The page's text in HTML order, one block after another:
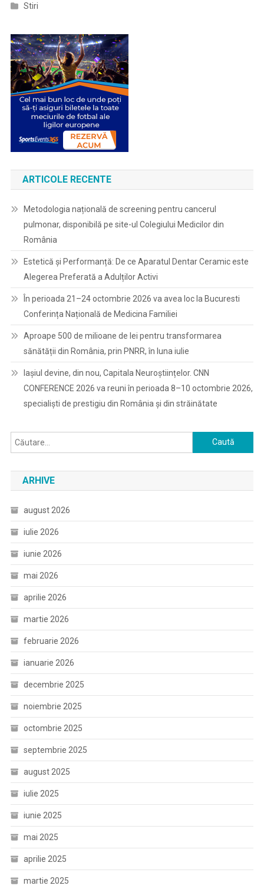
Stiri
ARTICOLE RECENTE
Metodologia națională de screening pentru cancerul
pulmonar, disponibilă pe site-ul Colegiului Medicilor din
România
Estetică și Performanță: De ce Aparatul Dentar Ceramic este
Alegerea Preferată a Adulților Activi
În perioada 21–24 octombrie 2026 va avea loc la Bucuresti
Conferința Națională de Medicina Familiei
Aproape 500 de milioane de lei pentru transformarea
sănătății din România, prin PNRR, în luna iulie
Iașiul devine, din nou, Capitala Neuroștiințelor. CNN
CONFERENCE 2026 va reuni în perioada 8–10 octombrie 2026,
specialiști de prestigiu din România și din străinătate
Caută
după:
ARHIVE
august 2026
iulie 2026
iunie 2026
mai 2026
aprilie 2026
martie 2026
februarie 2026
ianuarie 2026
decembrie 2025
noiembrie 2025
octombrie 2025
septembrie 2025
august 2025
iulie 2025
iunie 2025
mai 2025
aprilie 2025
martie 2025